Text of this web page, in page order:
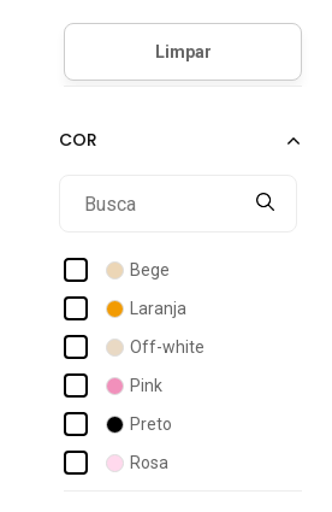
Havaianas
Kenner
Valentina Kister
Bege
Laranja
Off-white
Pink
Preto
Rosa